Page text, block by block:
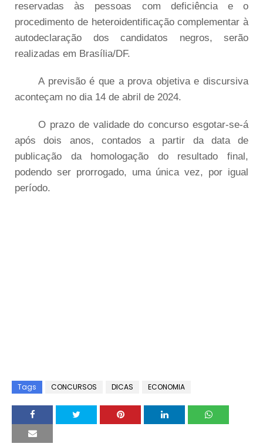
reservadas às pessoas com deficiência e o
procedimento de heteroidentificação complementar à
autodeclaração dos candidatos negros, serão
realizadas em Brasília/DF.
A previsão é que a prova objetiva e discursiva
aconteçam no dia 14 de abril de 2024.
O prazo de validade do concurso esgotar-se-á
após dois anos, contados a partir da data de
publicação da homologação do resultado final,
podendo ser prorrogado, uma única vez, por igual
período.
Tags CONCURSOS DICAS ECONOMIA